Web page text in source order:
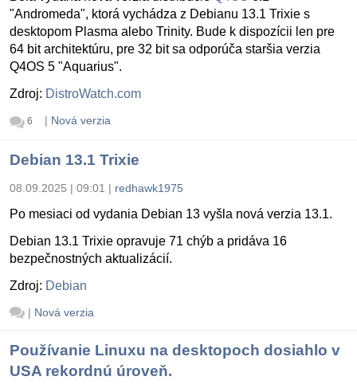
"Andromeda", ktorá vychádza z Debianu 13.1 Trixie s
desktopom Plasma alebo Trinity. Bude k dispozícii len pre
64 bit architektúru, pre 32 bit sa odporúča staršia verzia
Q4OS 5 "Aquarius".
Zdroj: DistroWatch.com
6 | Nová verzia
Debian 13.1 Trixie
08.09.2025 | 09:01 | redhawk1975
Po mesiaci od vydania Debian 13 vyšla nová verzia 13.1.
Debian 13.1 Trixie opravuje 71 chýb a pridáva 16
bezpečnostných aktualizácií.
Zdroj: Debian
| Nová verzia
Používanie Linuxu na desktopoch dosiahlo v
USA rekordnú úroveň.